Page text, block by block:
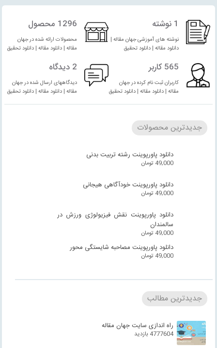
1 نوشته
نوشته های آموزشی جهان مقاله |
دانلود مقاله | دانلود تحقیق
1296 محصول
محصولات ارائه شده در جهان
مقاله | دانلود مقاله | دانلود تحقیق
565 کاربر
کاربران ثبت نام کرده در جهان
مقاله | دانلود مقاله | دانلود تحقیق
2 دیدگاه
دیدگاههای ارسال شده در جهان
مقاله | دانلود مقاله | دانلود تحقیق
جدیدترین محصولات
دانلود پاورپوینت رشته تربیت بدنی
49,000 تومان
دانلود پاورپوینت خودآگاهی هیجانی
49,000 تومان
دانلود پاورپوینت نقش فیزیولوژی ورزش در
سالمندان
49,000 تومان
دانلود پاورپوینت مصاحبه شایستگی محور
49,000 تومان
جدیدترین مطالب
راه اندازی سایت جهان مقاله
4777604 بازدید